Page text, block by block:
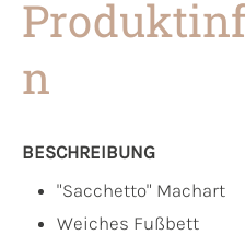
n
BESCHREIBUNG
"Sacchetto" Machart
Weiches Fußbett